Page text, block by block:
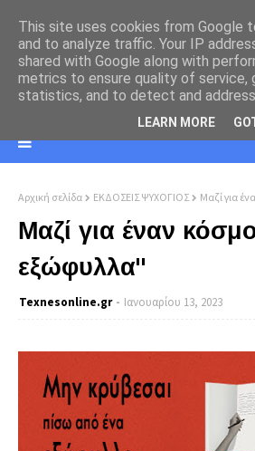
Αρχική σελίδα ΕΚΔΟΣΕΙΣ ΨΥΧΟΓΙΟΣ Μαζί για
Μαζί για έναν
εξώφυλλα"
Texnesοnline.gr Ιανουαρίου 13, 2023
This site uses cookies from Google
and to analyze traffic. Your IP
shared with Google along with
metrics to ensure quality of service,
statistics, and to detect and
LEARN MORE